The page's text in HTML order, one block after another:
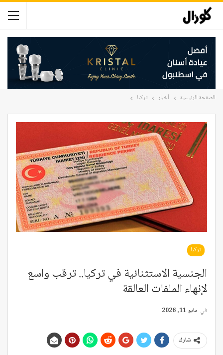
الصفحة الرئيسية أخبار تركيا
تركيا
الجنسية الاستثنائية في تركيا.. ترقب واسع
لإنهاء الملفات العالقة
في مايو 11, 2026
شارك